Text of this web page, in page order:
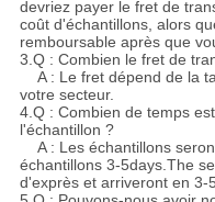
devriez payer le fret de
coût d'échantillons, alors
remboursable après que
3.Q : Combien le fret de
A : Le fret dépend de la
votre secteur.
4.Q : Combien de temps
l'échantillon ?
A : Les échantillons
échantillons 3-5days.The
d'exprès et arriveront en 3-